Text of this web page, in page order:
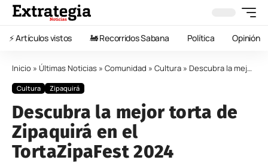
⚡️ Artículos vistos 🚂 Recorridos Sabana Política Opinión
Inicio » Últimas Noticias » Comunidad » Cultura » Descubra la mejor torta de Zipaquirá en el TortaZipaFest 2024
Cultura Zipaquirá
Descubra la mejor torta de
Zipaquirá en el
TortaZipaFest 2024